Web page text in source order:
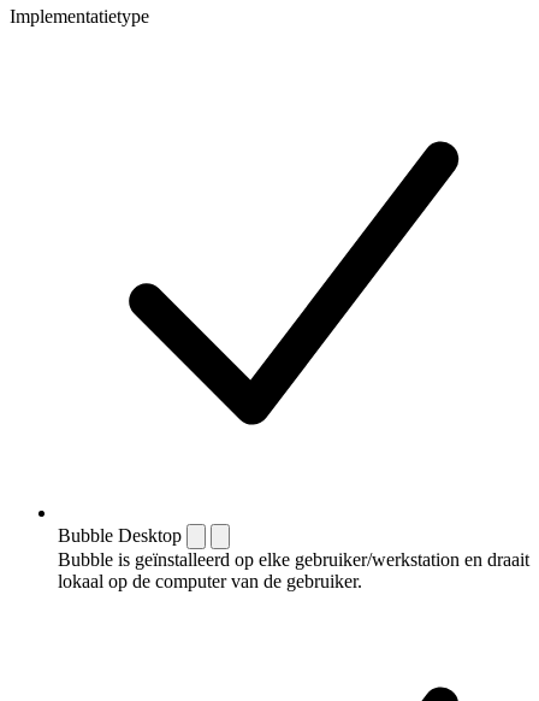
Implementatietype
Bubble Desktop
Bubble is geïnstalleerd op elke gebruiker/werkstation en draait
lokaal op de computer van de gebruiker.